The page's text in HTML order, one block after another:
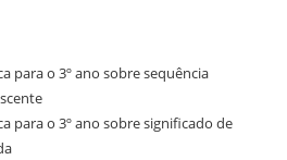
para o 3º ano sobre sequência
para o 3º ano sobre significado de